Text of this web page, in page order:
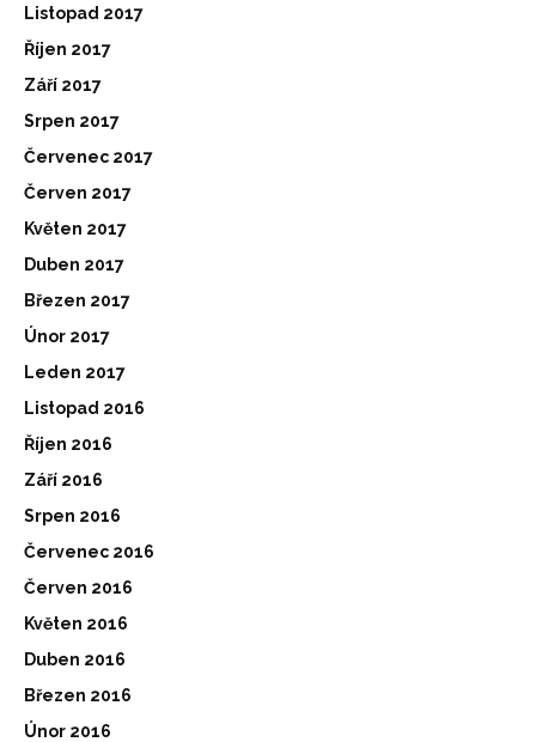
Listopad 2017
Říjen 2017
Září 2017
Srpen 2017
Červenec 2017
Červen 2017
Květen 2017
Duben 2017
Březen 2017
Únor 2017
Leden 2017
Listopad 2016
Říjen 2016
Září 2016
Srpen 2016
Červenec 2016
Červen 2016
Květen 2016
Duben 2016
Březen 2016
Únor 2016